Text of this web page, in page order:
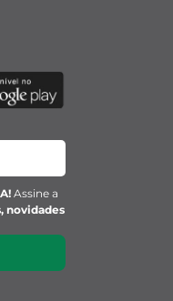
Assine a
novidades